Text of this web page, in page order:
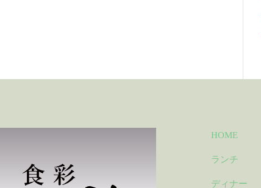
HOME
ランチ
ディナー